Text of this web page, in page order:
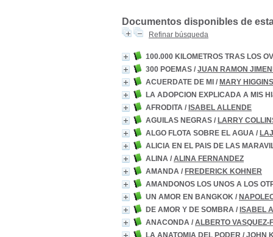
Documentos disponibles de
Refinar búsqueda
100.000 KILOMETROS TRAS LOS
300 POEMAS / JUAN RAMON
ACUERDATE DE MI / MARY
LA ADOPCION EXPLICADA A MIS
AFRODITA / ISABEL ALLENDE
AGUILAS NEGRAS / LARRY
ALGO FLOTA SOBRE EL AGUA /
ALICIA EN EL PAIS DE LAS
ALINA / ALINA FERNANDEZ
AMANDA / FREDERICK KOHNER
AMANDONOS LOS UNOS A LOS
UN AMOR EN BANGKOK /
DE AMOR Y DE SOMBRA / ISABEL
ANACONDA / ALBERTO VASQUEZ-
LA ANATOMIA DEL PODER / JOHN